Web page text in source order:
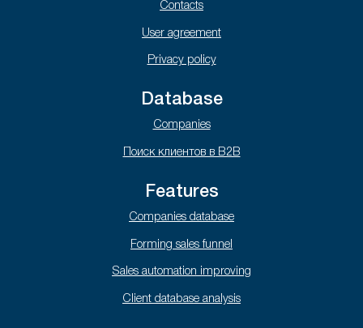
Contacts
User agreement
Privacy policy
Database
Companies
Поиск клиентов в B2B
Features
Companies database
Forming sales funnel
Sales automation improving
Client database analysis